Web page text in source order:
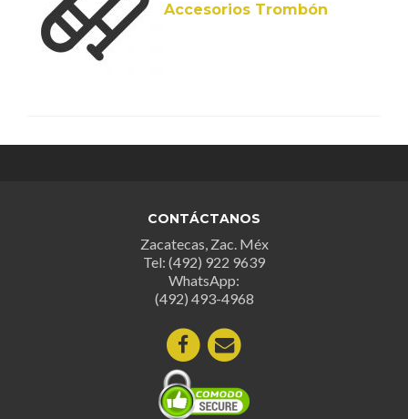
Accesorios Trombón
CONTÁCTANOS
Zacatecas, Zac. Méx
Tel: (492) 922 9639
WhatsApp:
(492) 493-4968